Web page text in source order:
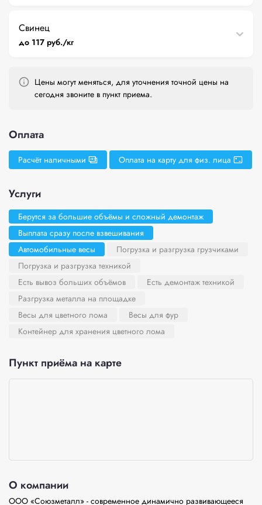
Свинец
до 117 руб./кг
Цены могут меняться, для уточнения точной цены на
сегодня звоните в пункт приема.
Оплата
Расчёт наличными Оплата на карту для физ. лица
Услуги
Берутся за большие объёмы и сложный демонтаж
Выплата сразу после взвешивания
Автомобильные весы
Погрузка и разгрузка грузчиками
Погрузка и разгрузка техникой
Есть вывоз больших объёмов
Есть демонтаж техникой
Разгрузка металла на площадке
Весы для цветного лома
Весы для фур
Контейнер для хранения цветного лома
Пункт приёма на карте
О компании
ООО «Союзметалл» - современное динамично развивающееся